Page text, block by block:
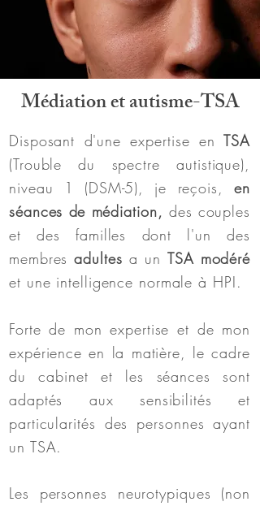
Médiation et autisme-TSA
Disposant d'une expertise en TSA
(Trouble du spectre autistique),
niveau 1 (DSM-5), je reçois,en
séances de médiation, des couples
et des familles dont l'un des
membresadultes a un TSA modéré
et une intelligence normale à HPI.
Forte de mon expertise et de mon
expérience en la matière, le cadre
du cabinet et les séances sont
adaptés aux sensibilités et
particularités des personnes ayant
un TSA.
Les personnes neurotypiques (non